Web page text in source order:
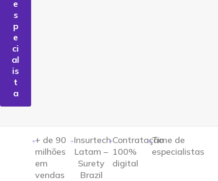
e
s
p
e
ci
al
is
t
a
+ de 90
milhões
em
vendas
Insurtech
Latam –
Surety
Brazil
Contratação
100%
digital
Time de
especialistas